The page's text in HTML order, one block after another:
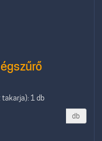
takarja): 1 db
db